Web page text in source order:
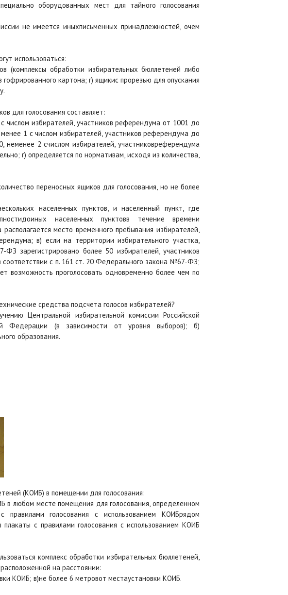
оборудованных мест для тайного голосования
не имеется иныхписьменных принадлежностей, очем
использоваться:
(комплексы обработки избирательных бюллетеней либо
картона; г) ящикис прорезью для опускания
для голосования составляет:
избирателей, участников референдума от 1001 до
1 с числом избирателей, участников референдума до
2 счислом избирателей, участниковреферендума
г) определяется по нормативам, исходя из количества,
переносных ящиков для голосования, но не более
населенных пунктов, и населенный пункт, где
населенных пунктовв течение времени
место временного пребывания избирателей,
в) если на территории избирательного участка,
зарегистрировано более 50 избирателей, участников
с п. 161 ст. 20 Федерального закона №67-ФЗ;
возможность проголосовать одновременно более чем по
средства подсчета голосов избирателей?
Центральной избирательной комиссии Российской
Федерации (в зависимости от уровня выборов); б)
образования.
(КОИБ) в помещении для голосования:
в любом месте помещения для голосования, определённом
голосования с использованием КОИБрядом
с правилами голосования с использованием КОИБ
комплекс обработки избирательных бюллетеней,
на расстоянии:
КОИБ; в)не более 6 метровот местаустановки КОИБ.